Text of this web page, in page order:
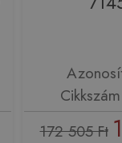
172 505 Ft